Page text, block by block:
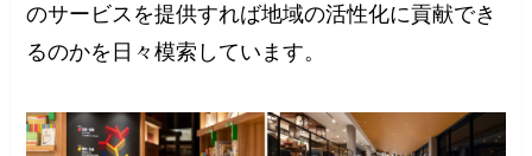
のサービスを提供すれば地域の活性化に貢献でき
るのかを日々模索しています。